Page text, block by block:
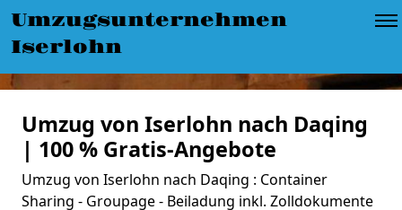
Umzugsunternehmen
Iserlohn
Umzug von Iserlohn nach Daqing
| 100 % Gratis-Angebote
Umzug von Iserlohn nach Daqing : Container
Sharing - Groupage - Beiladung inkl. Zolldokumente